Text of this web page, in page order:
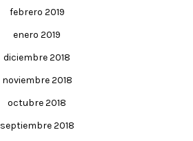
febrero 2019
enero 2019
diciembre 2018
noviembre 2018
octubre 2018
septiembre 2018